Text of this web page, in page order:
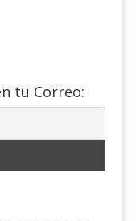
tu Correo: